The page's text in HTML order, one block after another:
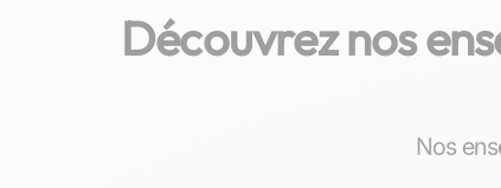
Découvrez nos
Nos